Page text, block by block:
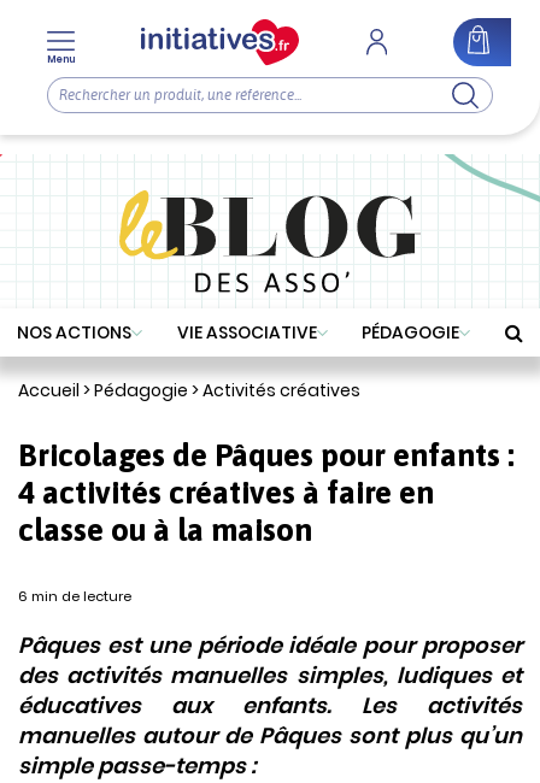
NOS ACTIONS VIE ASSOCIATIVE PÉDAGOGIE
Accueil >Pédagogie >Activités créatives
Bricolages de Pâques pour enfants :
4 activités créatives à faire en
classe ou à la maison
6 min de lecture
Pâques est une période idéale pour proposer
des activités manuelles simples, ludiques et
éducatives aux enfants. Les activités
manuelles autour de Pâques sont plus qu’un
simple passe-temps :
Menu